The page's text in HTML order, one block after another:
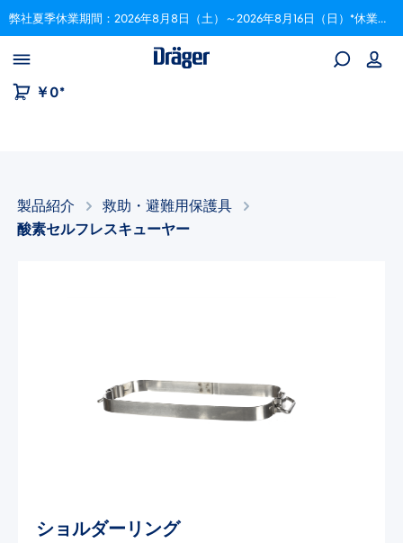
to B2B platform navigation 弊社夏季休業期間：2026年8月8日（土）～2026年8月16日（日）*休業期間中にいただいたご注文は、8月17日以降順次対応いたします。
￥0*
製品紹介
救助・避難用保護具
酸素セルフレスキューヤー
ショルダーリング